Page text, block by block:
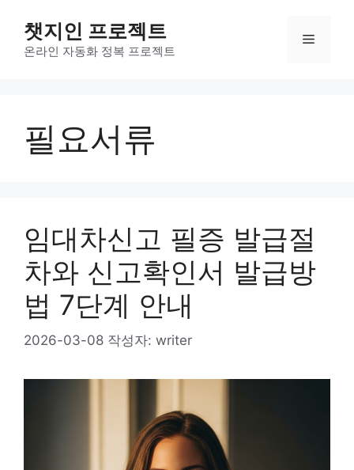
챗지인 프로젝트
온라인 자동화 정복 프로젝트
메
필요서류
임대차신고 필증 발급절
차와 신고확인서 발급방
법 7단계 안내
2026-03-08 작성자: writer